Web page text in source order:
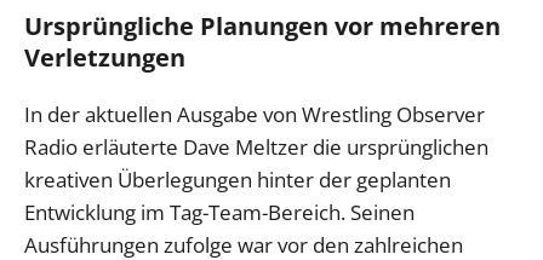
Ursprüngliche Planungen vor mehreren
Verletzungen
In der aktuellen Ausgabe von Wrestling Observer
Radio erläuterte Dave Meltzer die ursprünglichen
kreativen Überlegungen hinter der geplanten
Entwicklung im Tag-Team-Bereich. Seinen
Ausführungen zufolge war vor den zahlreichen